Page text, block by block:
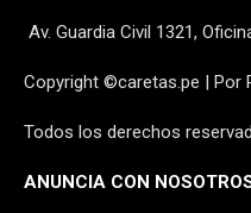
Av. Guardia Civil 1321,
Copyright ©caretas.pe | Por
Todos los derechos
ANUNCIA CON